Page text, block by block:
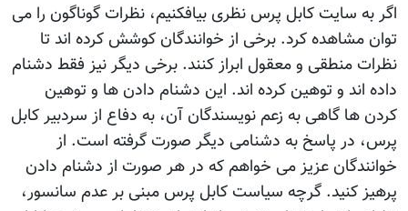
اگر به سايت کابل پرس نظری بيافکنيم، نظرات گوناگون را می
توان مشاهده کرد. برخی از خوانندگان کوشش کرده اند تا
نظرات منطقی و معقول ابراز کنند. برخی ديگر نيز فقط دشنام
داده اند و توهين کرده اند. اين دشنام دادن ها و توهين
کردن ها گاهی به زعم نويسندگان آن، به دفاع از سردبير کابل
پرس، در پاسخ به دشنامی ديگر صورت گرفته است. از
خوانندگان عزيز می خواهم که در هر صورت از دشنام دادن
پرهيز کنيد. گرچه سياست کابل پرس مبنی بر عدم سانسور،